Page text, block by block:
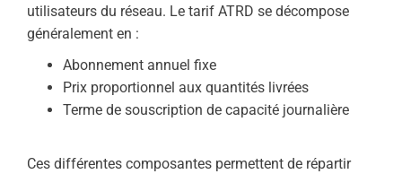
utilisateurs du réseau. Le tarif ATRD se décompose
généralement en :
Abonnement annuel fixe
Prix proportionnel aux quantités livrées
Terme de souscription de capacité journalière
Ces différentes composantes permettent de répartir